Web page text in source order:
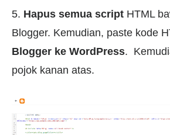
5. Hapus semua script HTML
Blogger. Kemudian, paste kode
Blogger ke WordPress.
pojok kanan atas.